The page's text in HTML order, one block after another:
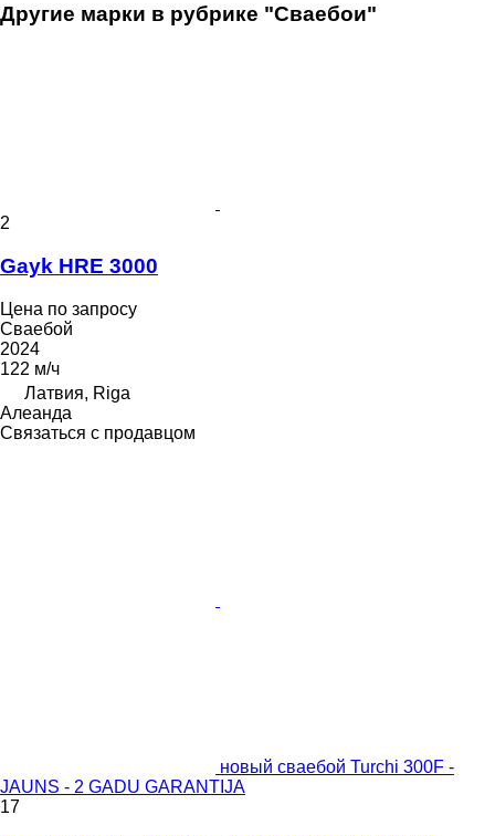
Другие марки в рубрике "Сваебои"
2
Gayk HRE 3000
Цена по запросу
Сваебой
2024
122 м/ч
Латвия, Riga
Алеанда
Связаться с продавцом
новый сваебой Turchi 300F -
JAUNS - 2 GADU GARANTIJA
17